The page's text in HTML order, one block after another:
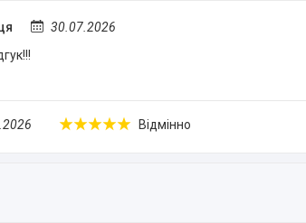
30.07.2026
Відмінно